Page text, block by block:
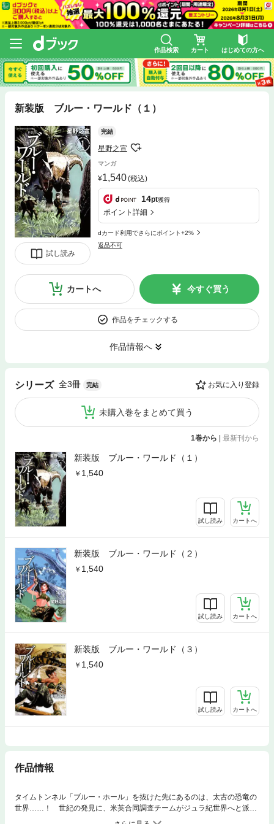
作品検索 カート はじめての方へ
新装版 ブルー・ワールド（１）
試し読み
完結
星野之宣
マンガ
1,540(税込)
14pt獲得
ポイント詳細
dカード利用でさらにポイント+2%
返品不可
カートへ 今すぐ買う
作品をチェックする
作品情報へ
シリーズ 全3冊 完結 お気に入り登録
未購入巻をまとめて買う
1巻から | 最新刊から
新装版 ブルー・ワールド（１）
1,540
試し読み カートへ
新装版 ブルー・ワールド（２）
1,540
試し読み カートへ
新装版 ブルー・ワールド（３）
1,540
試し読み カートへ
作品情報
タイムトンネル「ブルー・ホール」を抜けた先にあるのは、太古の恐竜の
世界……！ 世紀の発見に、米英合同調査チームがジュラ紀世界へと派遣
される。本格調査に乗り出したその矢先、突如発生した現象により、現代